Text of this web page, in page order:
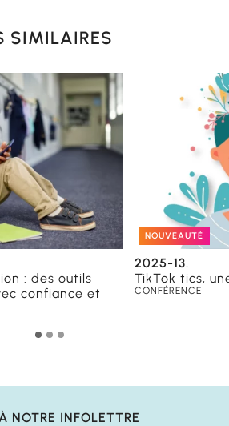
SIMILAIRES
: des outils
confiance et
NOUVEAUTÉ
2025-13.
TikTok tics,
CONFÉRENCE
NOTRE INFOLETTRE